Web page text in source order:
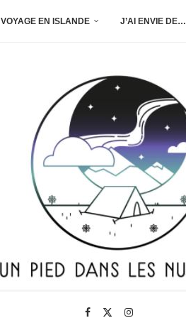
VOYAGE EN ISLANDE J’AI ENVIE DE…